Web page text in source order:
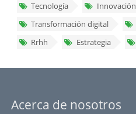
Tecnología
Innovación
Transformación digital
Rrhh
Estrategia
Acerca de nosotros